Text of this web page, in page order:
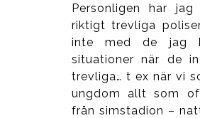
Personligen har
riktigt trevliga
inte med de jag
situationer när de
trevliga… t ex när vi
ungdom allt som
från simstadion –